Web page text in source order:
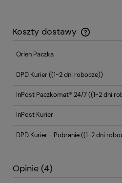
Koszty dostawy
Cena nie zawiera ewentualnych
Orlen Paczka
DPD Kurier((1-2 dni robocze))
InPost Paczkomat® 24/7((1-2 dni
InPost Kurier
DPD Kurier - Pobranie((1-2 dni
Opinie (4)